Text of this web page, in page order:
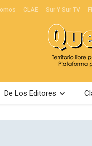
CLAE Sur Y Sur TV
De Los Editores